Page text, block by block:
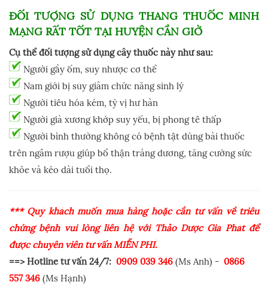
ĐỐI TƯỢNG SỬ DỤNG THANG THUỐC MINH
MẠNG RẤT TỐT TẠI HUYỆN CẦN GIỜ
Cụ thể đối tượng sử dụng cây thuốc này như sau:
Người gầy ốm, suy nhược cơ thể
Nam giới bị suy giảm chức năng sinh lý
Người tiêu hóa kém, tỳ vị hư hàn
Người già xương khớp suy yếu, bị phong tê thấp
Người bình thường không có bệnh tật dùng bài thuốc
trên ngâm rượu giúp bổ thận tráng dương, tăng cường sức
khỏe và kéo dài tuổi thọ.
*** Quý khách muốn mua hàng hoặc cần tư vấn về triêu
chứng bệnh vui lòng liên hệ với Thảo Dược Gia Phát để
được chuyên viên tư vấn MIỄN PHÍ.
==> Hotline tư vấn 24/7: 0909 039 346 (Ms Anh) - 0866
557 346 (Ms Hạnh)